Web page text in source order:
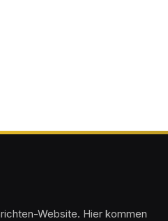
Website. Hier kommen